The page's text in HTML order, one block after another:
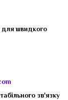
для швидкого
зв'язку